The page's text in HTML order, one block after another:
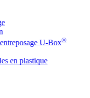
U-Box®
en plastique